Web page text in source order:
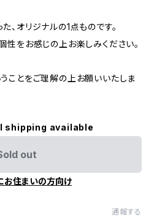
オリジナルの1点ものです。
性をお感じの上お楽しみください。
ことをご理解の上お願いいたしま
shipping available
out
お住まいの方向け
通報する